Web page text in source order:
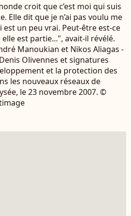
croit que c’est moi qui suis
Elle dit que je n’ai pas voulu me
est un peu vrai. Peut-être est-ce
est partie...", avait-il révélé.
Manoukian et Nikos Aliagas -
Olivennes et signatures
et la protection des
les nouveaux réseaux de
le 23 novembre 2007. ©